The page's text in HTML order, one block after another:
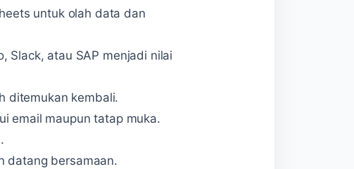
untuk olah data dan
Slack, atau SAP menjadi nilai
ditemukan kembali.
email maupun tatap muka.
datang bersamaan.